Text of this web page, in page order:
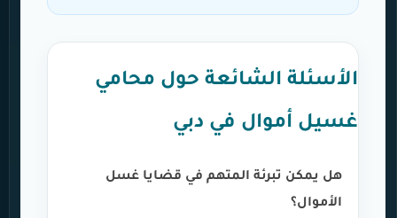
الأسئلة الشائعة حول محامي
غسيل أموال في دبي
هل يمكن تبرئة المتهم في قضايا غسل
الأموال؟